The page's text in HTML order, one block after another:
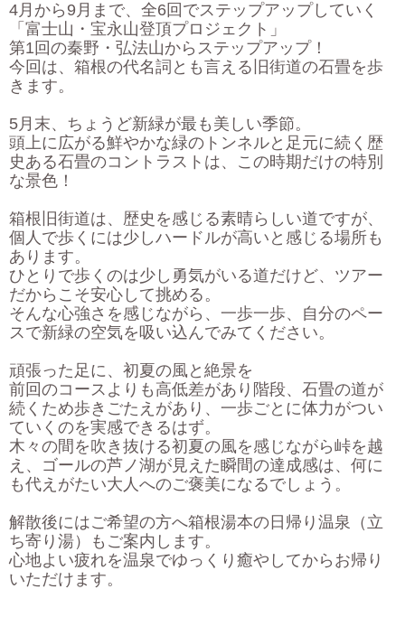
4月から9月まで、全6回でステップアップしていく
「富士山・宝永山登頂プロジェクト」
第1回の秦野・弘法山からステップアップ！
今回は、箱根の代名詞とも言える旧街道の石畳を歩
きます。
5月末、ちょうど新緑が最も美しい季節。
頭上に広がる鮮やかな緑のトンネルと足元に続く歴
史ある石畳のコントラストは、この時期だけの特別
な景色！
箱根旧街道は、歴史を感じる素晴らしい道ですが、
個人で歩くには少しハードルが高いと感じる場所も
あります。
ひとりで歩くのは少し勇気がいる道だけど、ツアー
だからこそ安心して挑める。
そんな心強さを感じながら、一歩一歩、自分のペー
スで新緑の空気を吸い込んでみてください。
頑張った足に、初夏の風と絶景を
前回のコースよりも高低差があり階段、石畳の道が
続くため歩きごたえがあり、一歩ごとに体力がつい
ていくのを実感できるはず。
木々の間を吹き抜ける初夏の風を感じながら峠を越
え、ゴールの芦ノ湖が見えた瞬間の達成感は、何に
も代えがたい大人へのご褒美になるでしょう。
解散後にはご希望の方へ箱根湯本の日帰り温泉（立
ち寄り湯）もご案内します。
心地よい疲れを温泉でゆっくり癒やしてからお帰り
いただけます。